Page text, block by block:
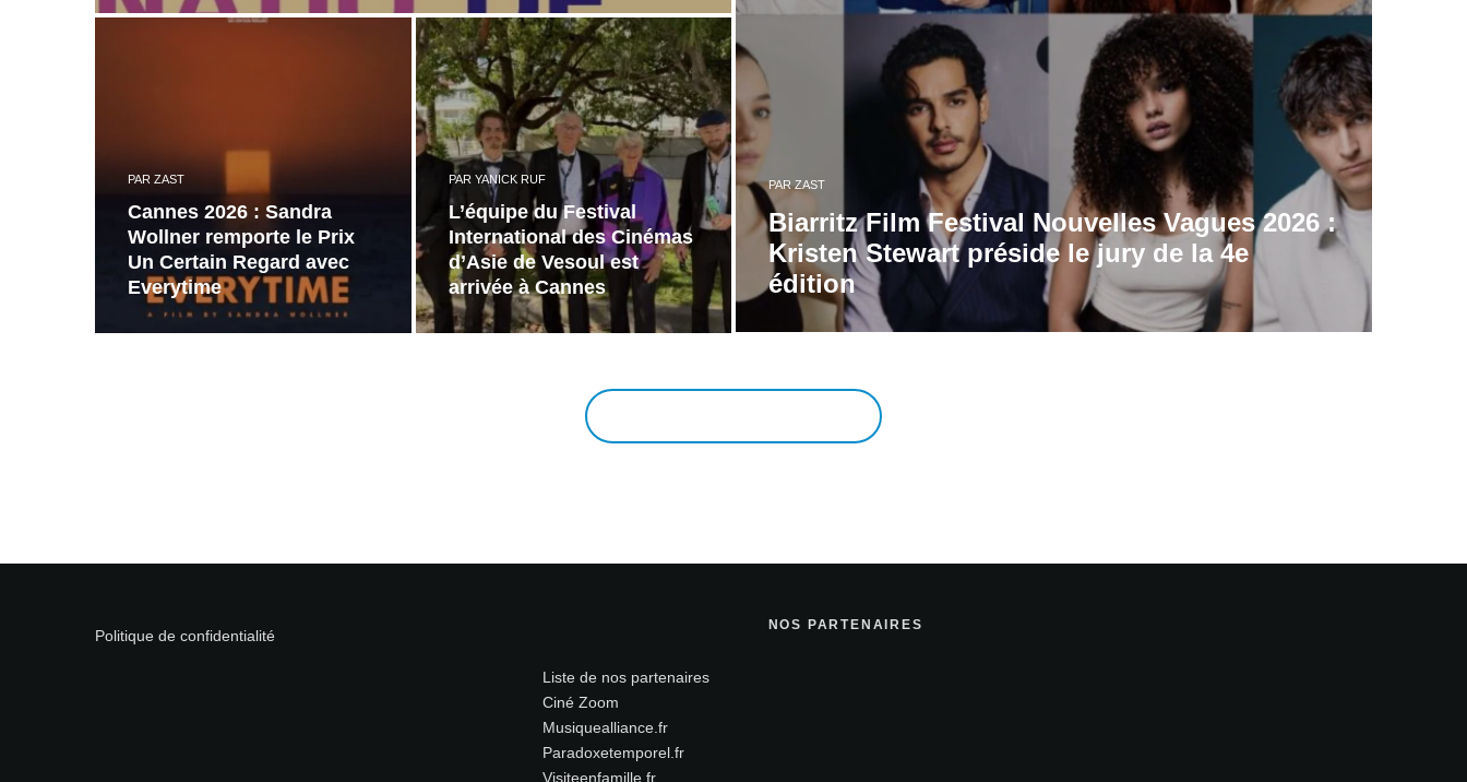
PARZAST
Biarritz Film Festival Nouvelles Vagues 2026 :
Kristen Stewart préside le jury de la 4e
édition
PAR ZAST
Cannes 2026 : Sandra
Wollner remporte le Prix
Un Certain Regard avec
Everytime
PAR YANICK RUF
L’équipe du Festival
International des Cinémas
d’Asie de Vesoul est
arrivée à Cannes
Politique de confidentialité
NOS PARTENAIRES
Liste de nos partenaires
Ciné Zoom
Musiquealliance.fr
Paradoxetemporel.fr
Visiteenfamille.fr